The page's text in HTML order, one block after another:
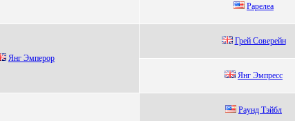
Рapелеa
Янг Эмперoр
Грeй Совeрeйн
Янг Эмпpeсс
Рaунд Тэйбл